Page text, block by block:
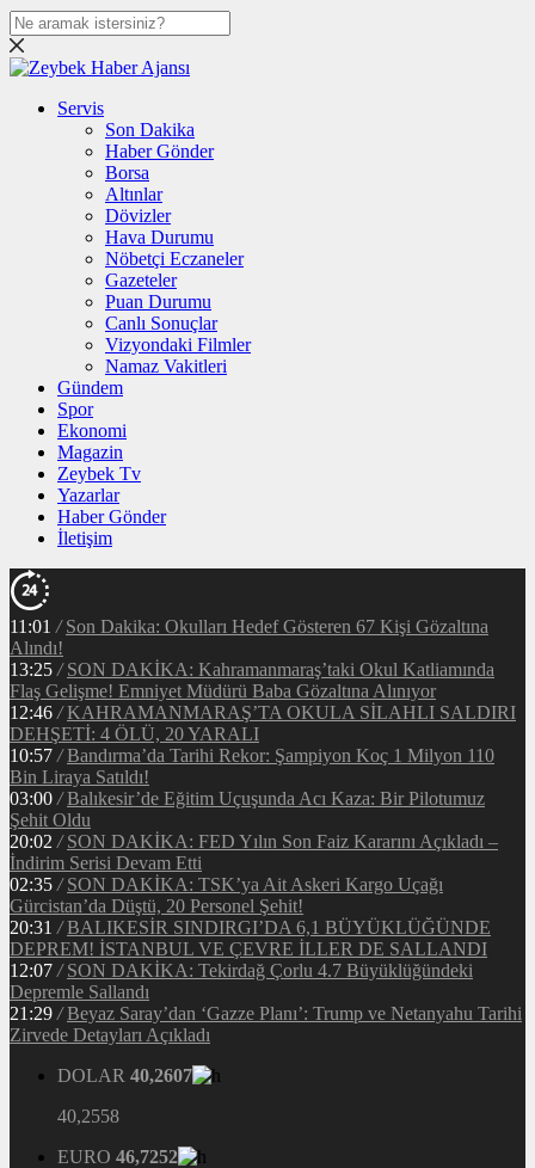
Servis
Son Dakika
Haber Gönder
Borsa
Altınlar
Dövizler
Hava Durumu
Nöbetçi Eczaneler
Gazeteler
Puan Durumu
Canlı Sonuçlar
Vizyondaki Filmler
Namaz Vakitleri
Gündem
Spor
Ekonomi
Magazin
Zeybek Tv
Yazarlar
Haber Gönder
İletişim
11:01 / Son Dakika: Okulları Hedef Gösteren 67 Kişi Gözaltına
Alındı!
13:25 / SON DAKİKA: Kahramanmaraş’taki Okul Katliamında
Flaş Gelişme! Emniyet Müdürü Baba Gözaltına Alınıyor
12:46 / KAHRAMANMARAŞ’TA OKULA SİLAHLI SALDIRI
DEHŞETİ: 4 ÖLÜ, 20 YARALI
10:57 / Bandırma’da Tarihi Rekor: Şampiyon Koç 1 Milyon 110
Bin Liraya Satıldı!
03:00 / Balıkesir’de Eğitim Uçuşunda Acı Kaza: Bir Pilotumuz
Şehit Oldu
20:02 / SON DAKİKA: FED Yılın Son Faiz Kararını Açıkladı –
İndirim Serisi Devam Etti
02:35 / SON DAKİKA: TSK’ya Ait Askeri Kargo Uçağı
Gürcistan’da Düştü, 20 Personel Şehit!
20:31 / BALIKESİR SINDIRGI’DA 6,1 BÜYÜKLÜĞÜNDE
DEPREM! İSTANBUL VE ÇEVRE İLLER DE SALLANDI
12:07 / SON DAKİKA: Tekirdağ Çorlu 4.7 Büyüklüğündeki
Depremle Sallandı
21:29 / Beyaz Saray’dan ‘Gazze Planı’: Trump ve Netanyahu Tarihi
Zirvede Detayları Açıkladı
DOLAR 40,2607
40,2558
EURO 46,7252